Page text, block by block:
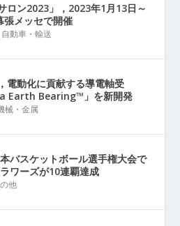
ロン2023」，2023年1月13日～
張メッセで開催
自動車・輸送
電動化に貢献する導電軸受
Earth Bearing™」を新開発
械・金属
バスケットボール選手権大会で
ワーズが10連覇達成
他